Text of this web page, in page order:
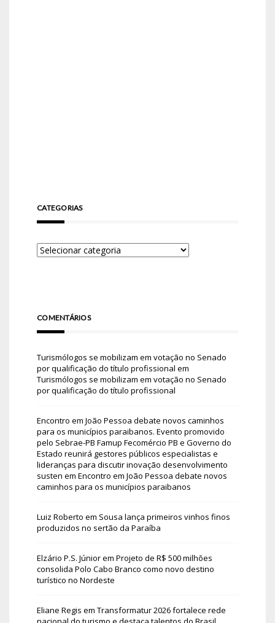
CATEGORIAS
COMENTÁRIOS
Turismólogos se mobilizam em votação no Senado
por qualificação do título profissional em
Turismólogos se mobilizam em votação no Senado
por qualificação do título profissional
Encontro em João Pessoa debate novos caminhos
para os municípios paraibanos. Evento promovido
pelo Sebrae-PB Famup Fecomércio PB e Governo do
Estado reunirá gestores públicos especialistas e
lideranças para discutir inovação desenvolvimento
susten em Encontro em João Pessoa debate novos
caminhos para os municípios paraibanos
Luiz Roberto em Sousa lança primeiros vinhos finos
produzidos no sertão da Paraíba
Elzário P.S. Júniorem Projeto de R$ 500 milhões
consolida Polo Cabo Branco como novo destino
turístico no Nordeste
Eliane Regis em Transformatur 2026 fortalece rede